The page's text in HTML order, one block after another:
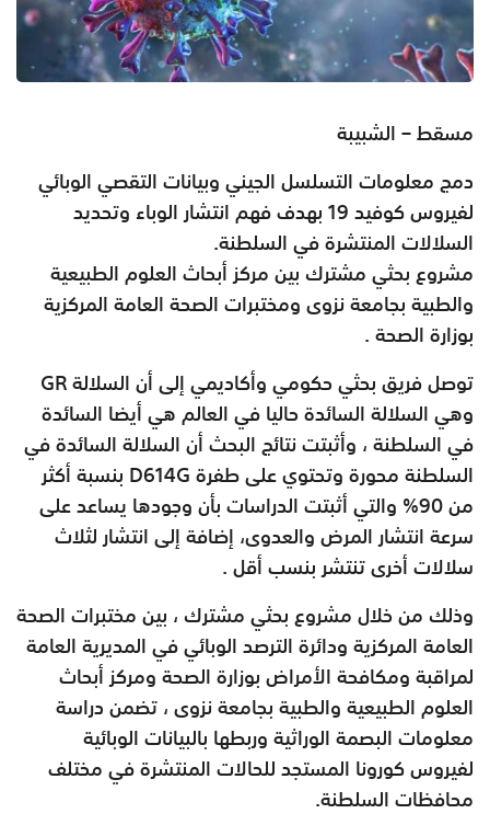
مسقط – الشبيبة
دمج معلومات التسلسل الجيني وبيانات التقصي الوبائي
لفيروس كوفيد 19 بهدف فهم انتشار الوباء وتحديد
السلالات المنتشرة في السلطنة.
مشروع بحثي مشترك بين مركز أبحاث العلوم الطبيعية
والطبية بجامعة نزوى ومختبرات الصحة العامة المركزية
بوزارة الصحة .
توصل فريق بحثي حكومي وأكاديمي إلى أن السلالة GR
وهي السلالة السائدة حاليا في العالم هي أيضا السائدة
في السلطنة ، وأثبتت نتائج البحث أن السلالة السائدة في
السلطنة محورة وتحتوي على طفرة D614G بنسبة أكثر
من 90% والتي أثبتت الدراسات بأن وجودها يساعد على
سرعة انتشار المرض والعدوى، إضافة إلى انتشار لثلاث
سلالات أخرى تنتشر بنسب أقل .
وذلك من خلال مشروع بحثي مشترك ، بين مختبرات الصحة
العامة المركزية ودائرة الترصد الوبائي في المديرية العامة
لمراقبة ومكافحة الأمراض بوزارة الصحة ومركز أبحاث
العلوم الطبيعية والطبية بجامعة نزوى ، تضمن دراسة
معلومات البصمة الوراثية وربطها بالبيانات الوبائية
لفيروس كورونا المستجد للحالات المنتشرة في مختلف
محافظات السلطنة.